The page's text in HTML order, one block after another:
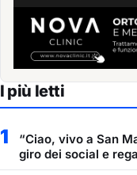
I più letti
1
“Ciao, vivo a San
giro dei social e